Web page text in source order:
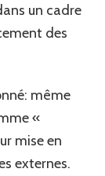
un cadre
des
même
«
mise en
externes.